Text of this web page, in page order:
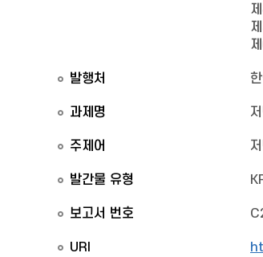
발행처
과제명
주제어
발간물 유형
보고서 번호
URI